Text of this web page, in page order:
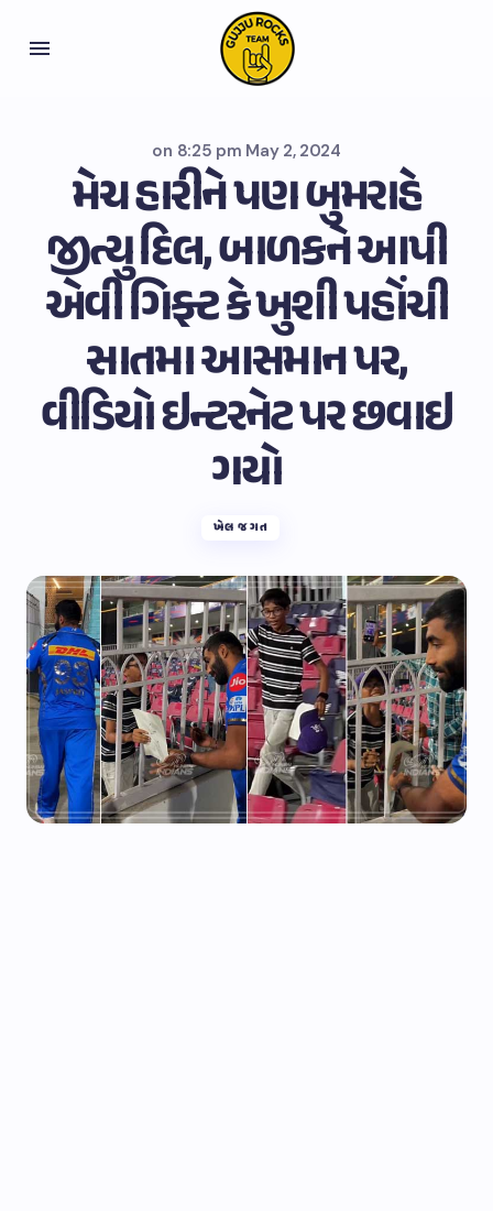
on 8:25 pm May 2, 2024
મેચ હારીને પણ બુમરાહે
જીત્યુ દિલ, બાળકને આપી
એવી ગિફ્ટ કે ખુશી પહોંચી
સાતમા આસમાન પર,
વીડિયો ઇન્ટરનેટ પર છવાઇ
ગયો
ખેલ જગત